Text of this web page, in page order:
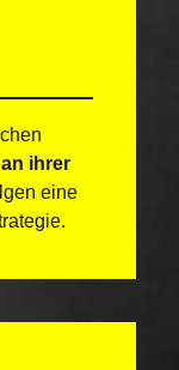
ihrer
eine